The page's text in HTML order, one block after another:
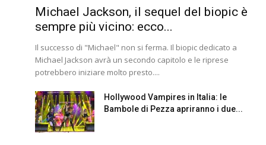
Michael Jackson, il sequel del biopic è
sempre più vicino: ecco...
Il successo di "Michael" non si ferma. Il biopic dedicato a
Michael Jackson avrà un secondo capitolo e le riprese
potrebbero iniziare molto presto....
Hollywood Vampires in Italia: le
Bambole di Pezza apriranno i due...